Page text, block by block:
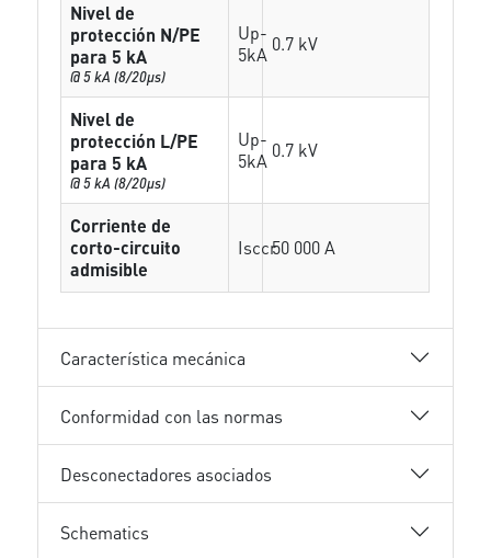
Nivel de
protección N/PE
para 5 kA
@ 5 kA (8/20µs)
Up-
5kA 0.7 kV
Nivel de
protección L/PE
para 5 kA
@ 5 kA (8/20µs)
Up-
5kA 0.7 kV
Corriente de
corto-circuito
admisible
Isccr50 000 A
Característica mecánica
Conformidad con las normas
Desconectadores asociados
Schematics